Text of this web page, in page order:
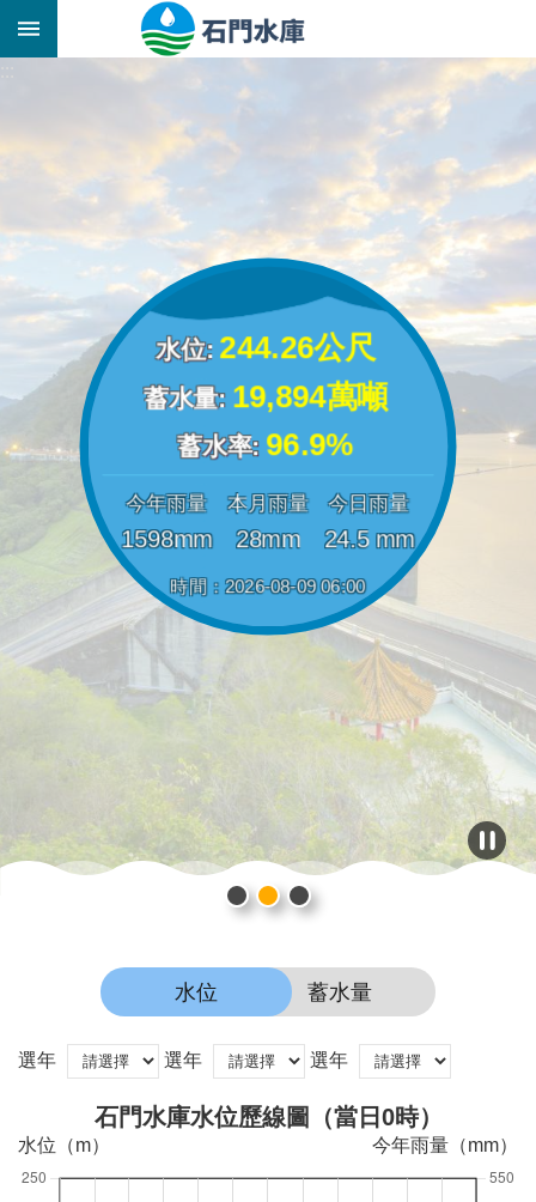
跳到主要內容區塊
_
水位: 244.26公尺
蓄水量: 19,894萬噸
蓄水率: 96.9%
今年雨量
1598mm
本月雨量
28mm
今日雨量
24.5 mm
時間：2026-08-09 06:00
水位 蓄水量
選年 選年 選年
石門水庫水位歷線圖（當日0時）
水位（m） 今年雨量（mm）